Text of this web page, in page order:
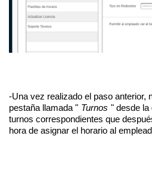
-Una vez realizado el paso anterior,
pestaña llamada " Turnos " desde la
turnos correspondientes que
hora de asignar el horario al